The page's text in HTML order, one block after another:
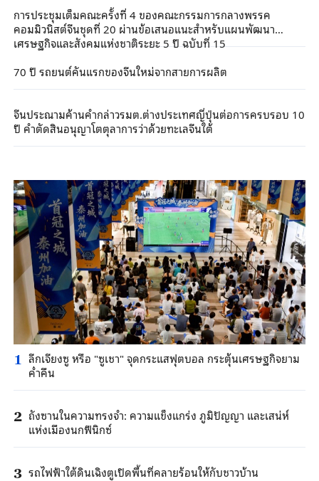
การประชุมเต็มคณะครั้งที่ 4 ของคณะกรรมการกลางพรรค
คอมมิวนิสต์จีนชุดที่ 20 ผ่านข้อเสนอแนะสำหรับแผนพัฒนา
เศรษฐกิจและสังคมแห่งชาติระยะ 5 ปี ฉบับที่ 15
70 ปี รถยนต์คันแรกของจีนใหม่จากสายการผลิต
จีนประณามค้านคำกล่าวรมต.ต่างประเทศญี่ปุ่นต่อการครบรอบ 10
ปี คำตัดสินอนุญาโตตุลาการว่าด้วยทะเลจีนใต้
1 ลีกเจียงซู หรือ "ซูเชา" จุดกระแสฟุตบอล กระตุ้นเศรษฐกิจยาม
ค่ำคืน
2 ถังซานในความทรงจำ: ความแข็งแกร่ง ภูมิปัญญา และเสน่ห์
แห่งเมืองนกฟีนิกซ์
3 รถไฟฟ้าใต้ดินเฉิงตูเปิดพื้นที่คลายร้อนให้กับชาวบ้าน